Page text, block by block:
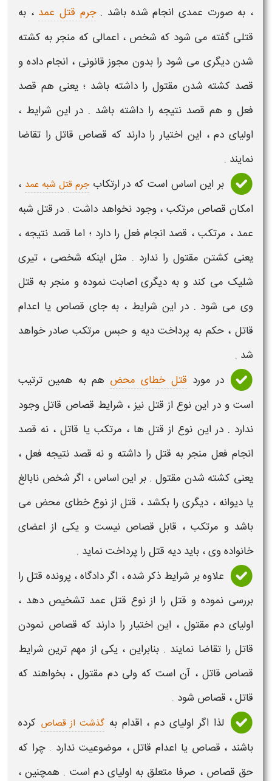
، به صورت عمدی انجام شده باشد .جرم قتل عمد ، به
قتلی گفته می شود که شخص ، اعمالی که منجر به کشته
شدن دیگری می شود را بدون مجوز قانونی ، انجام داده و
قصد کشته شدن مقتول را داشته باشد ؛ یعنی هم قصد
فعل و هم قصد نتیجه را داشته باشد . در این شرایط ،
اولیای دم ، این اختیار را دارند که قصاص قاتلرا تقاضا
نمایند .
بر این اساس است که در ارتکابجرم قتل شبه عمد ،
امکان قصاص مرتکب ، وجود نخواهد داشت . درقتل شبه
عمد ، مرتکب ، قصد انجام فعل را دارد ؛ اما قصد نتیجه ،
یعنی کشتن مقتول را ندارد . مثل اینکه شخصی ، تیری
شلیک می کند و به دیگری اصابت نموده و منجر به قتل
وی می شود . در این شرایط ، به جای قصاص یا اعدام
قاتل، حکم به پرداخت دیه و حبس مرتکب صادر خواهد
شد .
در مورد قتل خطای محض هم به همین ترتیب
است و در این نوع از قتل نیز ، شرایط قصاص قاتلوجود
ندارد . در این نوع از قتل ها ، مرتکب یا قاتل ، نه قصد
انجام فعل منجر به قتل را داشته و نه قصد نتیجه فعل ،
یعنی کشته شدن مقتول . بر این اساس ، اگر شخص نابالغ
یا دیوانه ، دیگری را بکشد ، قتل از نوع خطای محض می
باشد و مرتکب ، قابل قصاصنیست و یکی از اعضای
خانواده وی ، باید دیه قتل را پرداخت نماید .
علاوه بر شرایط ذکر شده ، اگر دادگاه ، پرونده قتل را
بررسی نموده و قتل را از نوع قتل عمد تشخیص دهد ،
اولیای دم مقتول، این اختیار را دارند که قصاص نمودن
قاتل را تقاضا نمایند . بنابراین ، یکی از مهم ترین شرایط
قصاص قاتل، آن است که ولی دم مقتول ، بخواهند که
قاتل، قصاص شود .
لذا اگر اولیای دم ، اقدام به گذشت از قصاص کرده
باشند ، قصاص یا اعدام قاتل، موضوعیت ندارد . چرا که
حق قصاص ، صرفا متعلق به اولیای دم است . همچنین ،